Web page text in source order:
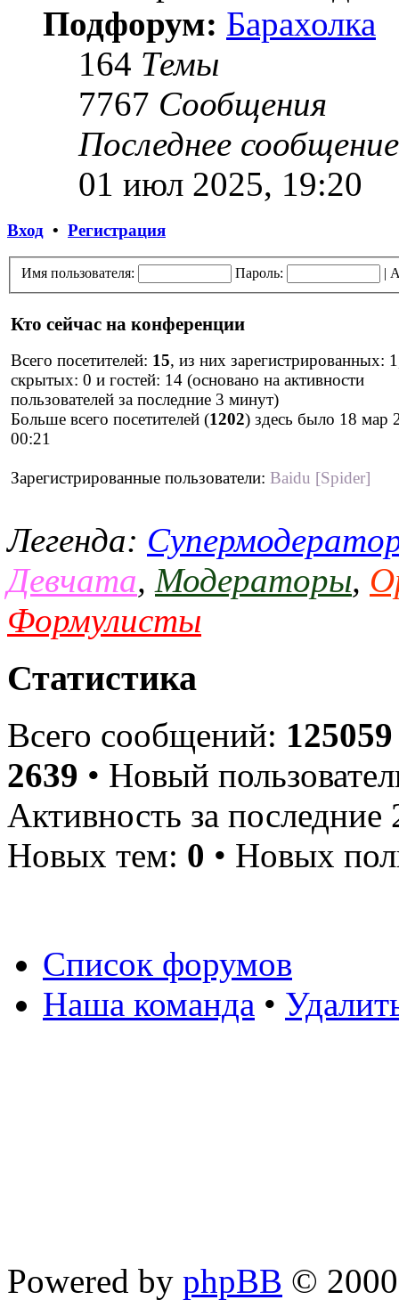
Подфорум: Барахолка
164 Темы
7767 Сообщения
Последнее сообщение
01 июл 2025, 19:20
Вход • Регистрация
Имя пользователя: Пароль: |
Кто сейчас на конференции
Всего посетителей: 15, из них зарегистрированных:
скрытых: 0 и гостей: 14 (основано на активности
пользователей за последние 3 минут)
Больше всего посетителей (1202) здесь было 18 мар
00:21
Зарегистрированные пользователи: Baidu [Spider]
Легенда:
Девчата, Модераторы,
Формулисты
Статистика
Всего сообщений: 125059
2639 • Новый
Активность за
Новых тем: 0 • Новых
Список форумов
Наша команда •
Powered by phpBB ©